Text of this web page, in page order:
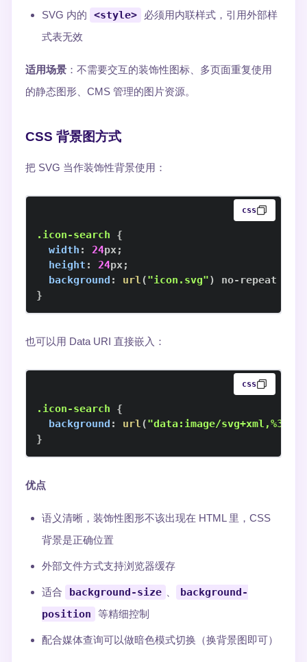
SVG 内的 <style>
必须用内联样式，引用外部样
式表无效
适用场景 ：不需要交互的装饰性图标、多页面重复使用
的静态图形、CMS 管理的图片资源。
CSS 背景图方式
把 SVG 当作装饰性背景使用：
css
.icon-search
{
width : 24px;
height : 24px;
background : url("icon.svg")
no-repeat
}
也可以用 Data URI 直接嵌入：
css
.icon-search
{
background : url("data:image/
}
优点
语义清晰，装饰性图形不该出现在 HTML 里，CSS
背景是正确位置
外部文件方式支持浏览器缓存
适合 background-size
background-
position
等精细控制
配合媒体查询可以做暗色模式切换（换背景图即可）